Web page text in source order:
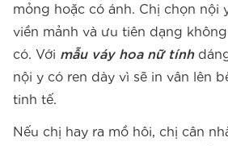
mỏng hoặc có ánh. Chị chọn nội
viền mảnh và ưu tiên dạng
có. Với mẫu váy hoa nữ tính
nội y có ren dày vì sẽ in vân lên
tinh tế.
Nếu chị hay ra mồ hôi, chị cân